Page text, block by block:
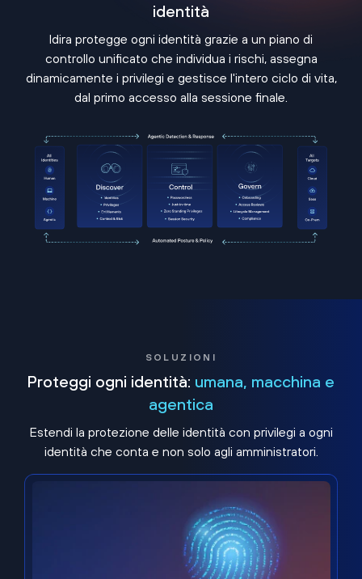
identità
Idira protegge ogni identità grazie a un piano di
controllo unificato che individua i rischi, assegna
dinamicamente i privilegi e gestisce l'intero ciclo di vita,
dal primo accesso alla sessione finale.
SOLUZIONI
Proteggi ogni identità: umana, macchina e
agentica
Estendi la protezione delle identità con privilegi a ogni
identità che conta e non solo agli amministratori.